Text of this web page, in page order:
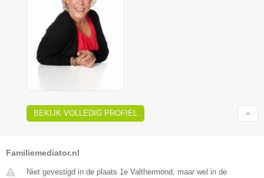
BEKIJK VOLLEDIG PROFIEL
Familiemediator.nl
Niet gevestigd in de plaats 1e Valthermond, maar wel in de